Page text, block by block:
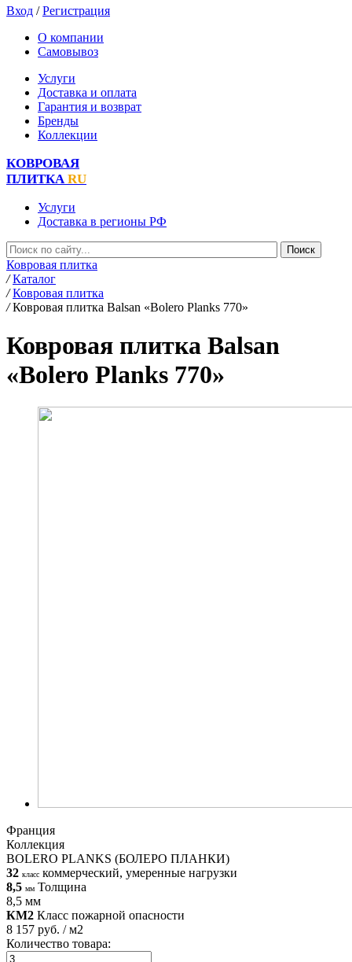
Вход /Регистрация
О компании
Самовывоз
Услуги
Доставка и оплата
Гарантия и возврат
Бренды
Коллекции
КОВРОВАЯ
ПЛИТКА RU
Услуги
Доставка в регионы РФ
Ковровая плитка
/ Каталог
/ Ковровая плитка
/ Ковровая плитка Balsan «Bolero Planks 770»
Ковровая плитка Balsan
«Bolero Planks 770»
Франция
Коллекция
BOLERO PLANKS (БОЛЕРО ПЛАНКИ)
32 класс коммерческий, умеренные нагрузки
8,5 мм Толщина
8,5 мм
КМ2 Класс пожарной опасности
8 157 руб. / м2
Количество товара: